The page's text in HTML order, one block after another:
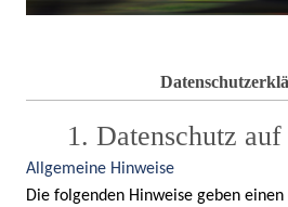
1. Datenschutz
Allgemeine Hinweise
Die folgenden Hinweise geben